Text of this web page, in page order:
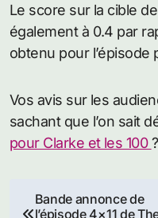
Le score sur la cible
également à 0.4 par
obtenu pour l’épisode
Vos avis sur les
sachant que l’on sait
pour Clarke et les 100?
Navigation
Bande annonce de
l’épisode 4×11 de